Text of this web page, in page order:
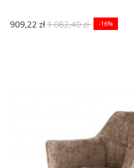
909,22 zł1 082,40 zł -16%